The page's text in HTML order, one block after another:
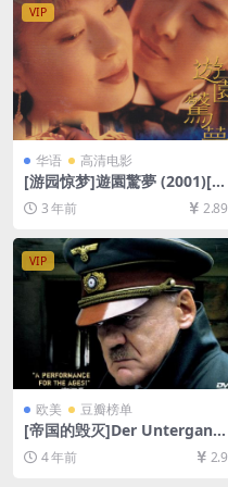
VIP
华语 高清电影
[游园惊梦]遊園驚夢 (2001)[AI
修复版+日版超清][百度网盘
+迅雷云盘资源1080P超清未
删减][MP4/7GB TS/12GB][中
文字幕]
3 年前 2.89
VIP
欧美 豆瓣榜单
[帝国的毁灭]Der Untergang
(2004)[百度网盘+迅雷云盘资
源1080P超清未删减][MP4/9.
4 年前 2.9